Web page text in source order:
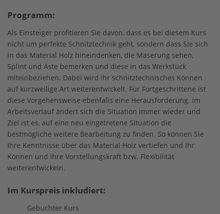
Programm:
Als Einsteiger profitieren Sie davon, dass es bei diesem Kurs
nicht um perfekte Schnitztechnik geht, sondern dass Sie sich
in das Material Holz hineindenken, die Maserung sehen,
Splint und Äste bemerken und diese in das Werkstück
miteinbeziehen. Dabei wird Ihr schnitztechnisches Können
auf kurzweilige Art weiterentwickelt. Für Fortgeschrittene ist
diese Vorgehensweise ebenfalls eine Herausforderung. Im
Arbeitsverlauf ändert sich die Situation immer wieder und
Ziel ist es, auf eine neu eingetretene Situation die
bestmögliche weitere Bearbeitung zu finden. So können Sie
Ihre Kenntnisse über das Material Holz vertiefen und Ihr
Können und Ihre Vorstellungskraft bzw. Flexibilität
weiterentwickeln.
Im Kurspreis inkludiert:
Gebuchter Kurs